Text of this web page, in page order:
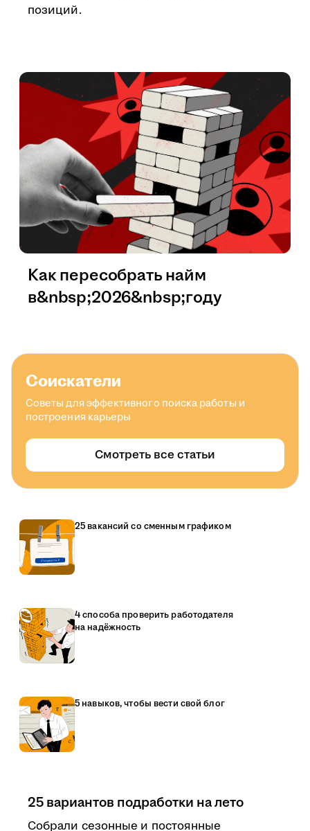
позиций.
Как пересобрать найм
в&nbsp;2026&nbsp;году
Соискатели
Советы для эффективного поиска работы и
построения карьеры
Смотреть все статьи
25 вакансий со сменным графиком
4 способа проверить работодателя
на надёжность
5 навыков, чтобы вести свой блог
25 вариантов подработки на лето
Собрали сезонные и постоянные